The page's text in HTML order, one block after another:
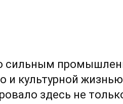
сильным
и культурной
здесь не